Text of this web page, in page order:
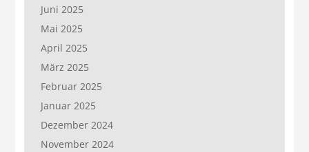
Juni 2025
Mai 2025
April 2025
März 2025
Februar 2025
Januar 2025
Dezember 2024
November 2024